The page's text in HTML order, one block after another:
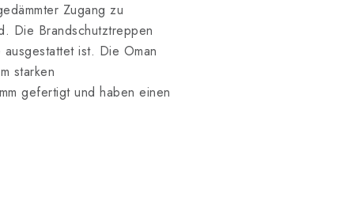
Zugang zu
Die Brandschutztreppen
ist. Die Oman
starken
gefertigt und haben einen